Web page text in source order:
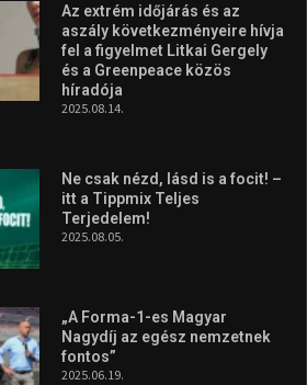
Az extrém időjárás és az
aszály következményeire hívja
fel a figyelmet Litkai Gergely
és a Greenpeace közös
híradója
2025.08.14.
Ne csak nézd, lásd is a focit! –
itt a Tippmix Teljes
Terjedelem!
2025.08.05.
„A Forma-1-es Magyar
Nagydíj az egész nemzetnek
fontos”
2025.06.19.